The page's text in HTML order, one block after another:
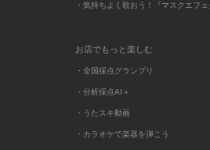
・気持ちよく歌おう！『マスクエフェ
お店でもっと楽しむ
・全国採点グランプリ
・分析採点AI＋
・うたスキ動画
・カラオケで楽器を弾こう